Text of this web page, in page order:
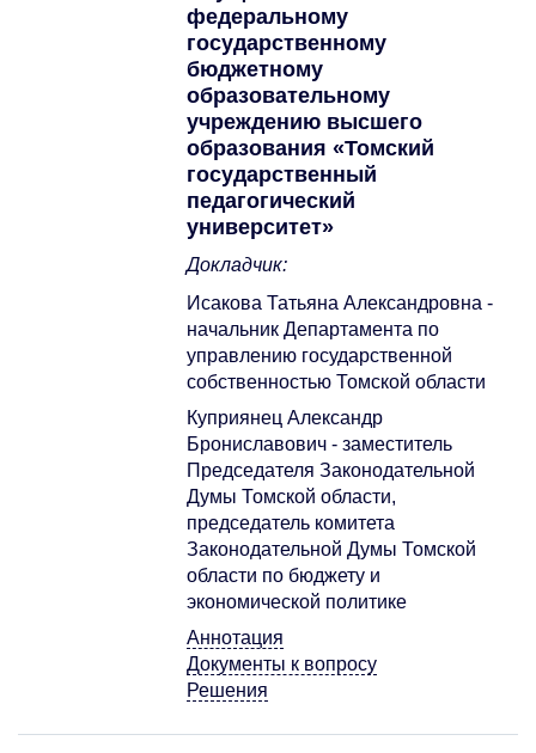
федеральному
государственному
бюджетному
образовательному
учреждению высшего
образования «Томский
государственный
педагогический
университет»
Докладчик:
Исакова Татьяна Александровна -
начальник Департамента по
управлению государственной
собственностью Томской области
Куприянец Александр
Брониславович - заместитель
Председателя Законодательной
Думы Томской области,
председатель комитета
Законодательной Думы Томской
области по бюджету и
экономической политике
Аннотация
Документы к вопросу
Решения